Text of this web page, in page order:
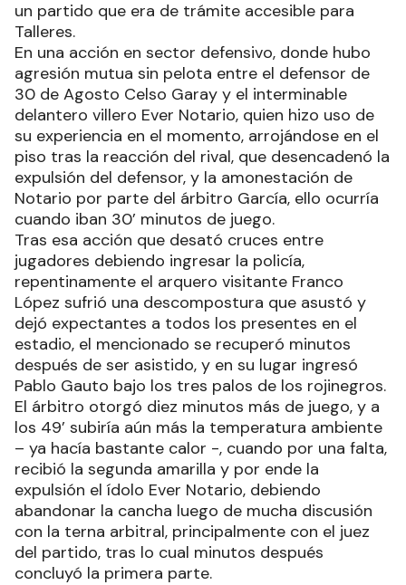
un partido que era de trámite accesible para
Talleres.
En una acción en sector defensivo, donde hubo
agresión mutua sin pelota entre el defensor de
30 de Agosto Celso Garay y el interminable
delantero villero Ever Notario, quien hizo uso de
su experiencia en el momento, arrojándose en el
piso tras la reacción del rival, que desencadenó la
expulsión del defensor, y la amonestación de
Notario por parte del árbitro García, ello ocurría
cuando iban 30’ minutos de juego.
Tras esa acción que desató cruces entre
jugadores debiendo ingresar la policía,
repentinamente el arquero visitante Franco
López sufrió una descompostura que asustó y
dejó expectantes a todos los presentes en el
estadio, el mencionado se recuperó minutos
después de ser asistido, y en su lugar ingresó
Pablo Gauto bajo los tres palos de los rojinegros.
El árbitro otorgó diez minutos más de juego, y a
los 49’ subiría aún más la temperatura ambiente
– ya hacía bastante calor -, cuando por una falta,
recibió la segunda amarilla y por ende la
expulsión el ídolo Ever Notario, debiendo
abandonar la cancha luego de mucha discusión
con la terna arbitral, principalmente con el juez
del partido, tras lo cual minutos después
concluyó la primera parte.